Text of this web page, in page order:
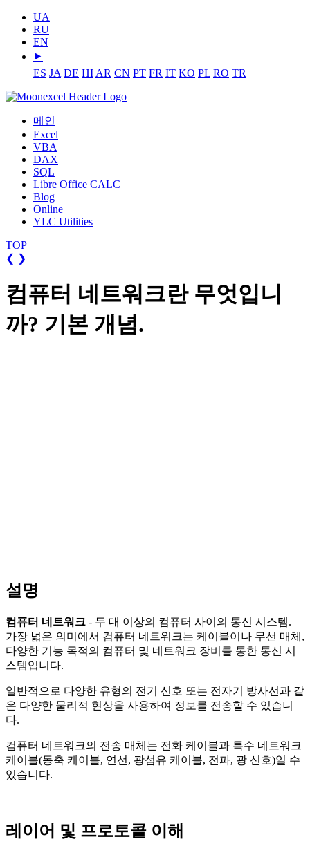
UA
RU
EN
⯈
ES JA DE HI AR CN PT FR IT KO PL RO TR
메인
Excel
VBA
DAX
SQL
Libre Office CALC
Blog
Online
YLC Utilities
TOP
❮ ❯
컴퓨터 네트워크란 무엇입니
까? 기본 개념.
설명
컴퓨터 네트워크 - 두 대 이상의 컴퓨터 사이의 통신 시스템.
가장 넓은 의미에서 컴퓨터 네트워크는 케이블이나 무선 매체,
다양한 기능 목적의 컴퓨터 및 네트워크 장비를 통한 통신 시
스템입니다.
일반적으로 다양한 유형의 전기 신호 또는 전자기 방사선과 같
은 다양한 물리적 현상을 사용하여 정보를 전송할 수 있습니
다.
컴퓨터 네트워크의 전송 매체는 전화 케이블과 특수 네트워크
케이블(동축 케이블, 연선, 광섬유 케이블, 전파, 광 신호)일 수
있습니다.
레이어 및 프로토콜 이해